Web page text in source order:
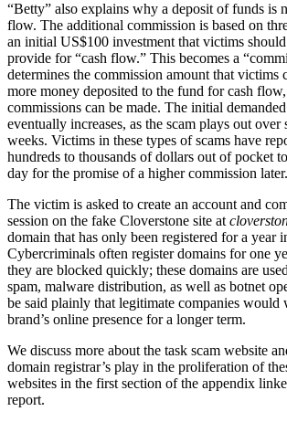
“Betty” also explains why a deposit of funds is
flow. The additional commission is based on
an initial US$100 investment that victims
provide for “cash flow.” This becomes a
determines the commission amount that victims
more money deposited to the fund for cash
commissions can be made. The initial
eventually increases, as the scam plays out over
weeks. Victims in these types of scams have
hundreds to thousands of dollars out of pocket
day for the promise of a higher commission later.
The victim is asked to create an account and
session on the fake Cloverstone site at
domain that has only been registered for a year
Cybercriminals often register domains for one
they are blocked quickly; these domains are
spam, malware distribution, as well as botnet
be said plainly that legitimate companies would
brand’s online presence for a longer term.
We discuss more about the task scam website
domain registrar’s play in the proliferation of
websites in the first section of the appendix
report.